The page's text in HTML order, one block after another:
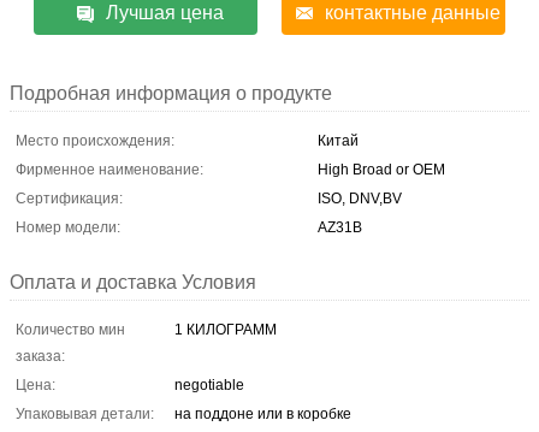
Лучшая цена контактные данные
Подробная информация о продукте
Место происхождения:
Китай
Фирменное наименование:
High Broad or OEM
Сертификация:
ISO, DNV,BV
Номер модели:
AZ31B
Оплата и доставка Условия
Количество мин
заказа:
1 КИЛОГРАММ
Цена:
negotiable
Упаковывая детали:
на поддоне или в коробке